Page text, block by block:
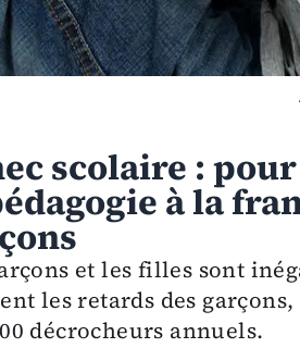
scolaire :
à la
et les filles sont
les retards des
décrocheurs annuels.